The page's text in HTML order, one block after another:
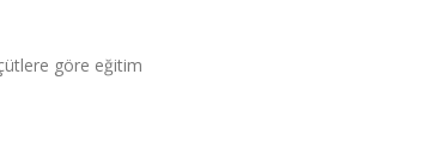
göre eğitim